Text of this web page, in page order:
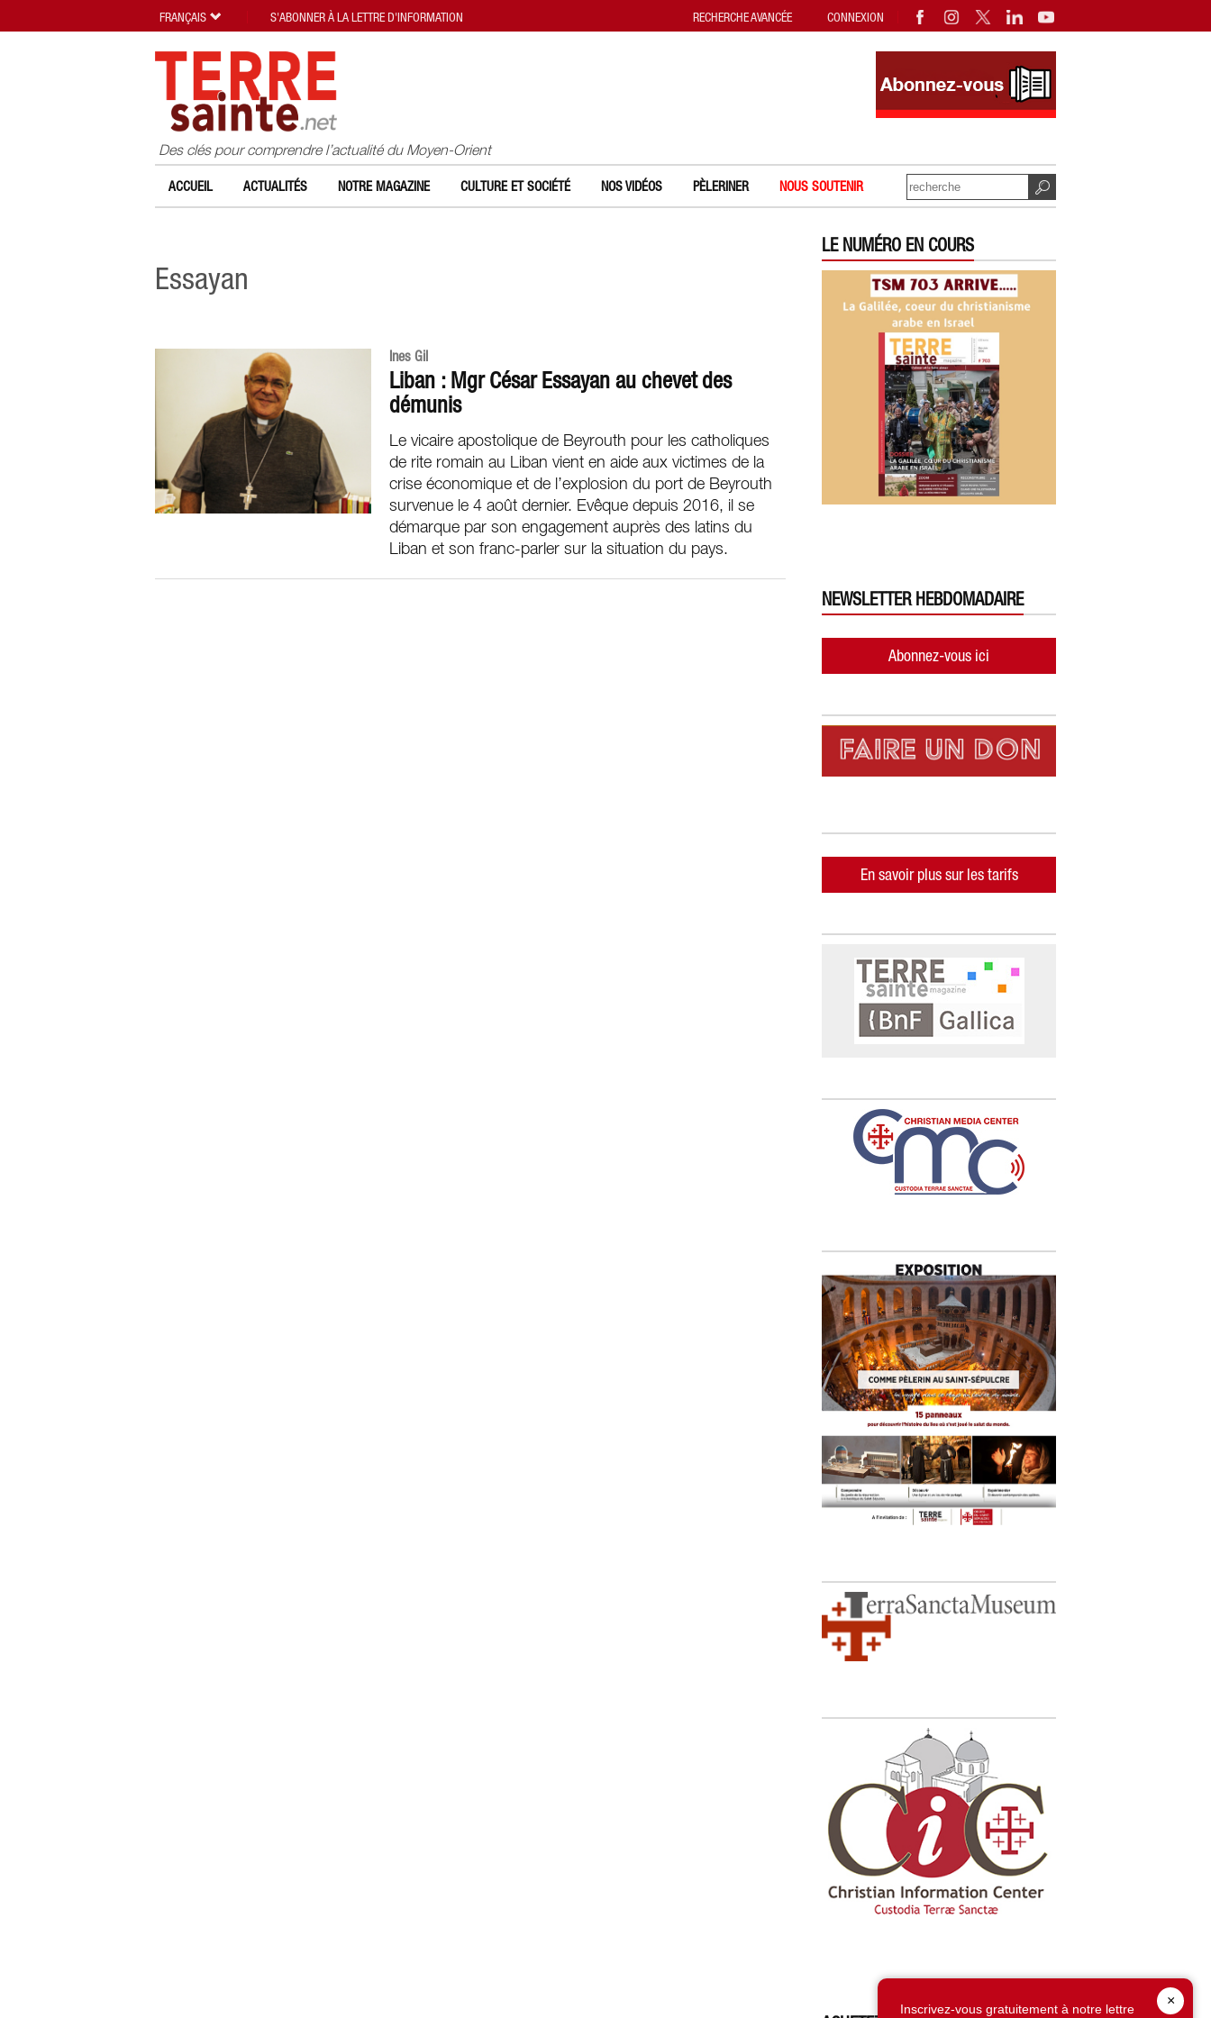
Des clés pour comprendre l’actualité du Moyen-Orient
ACCUEIL ACTUALITÉS NOTRE MAGAZINE CULTURE ET SOCIÉTÉ NOS VIDÉOS PÈLERINER NOUS SOUTENIR
Essayan
Ines Gil
Liban : Mgr César Essayan au chevet des
démunis
Le vicaire apostolique de Beyrouth pour les catholiques
de rite romain au Liban vient en aide aux victimes de la
crise économique et de l’explosion du port de Beyrouth
survenue le 4 août dernier. Evêque depuis 2016, il se
démarque par son engagement auprès des latins du
Liban et son franc-parler sur la situation du pays.
LE NUMÉRO EN COURS
NEWSLETTER HEBDOMADAIRE
Abonnez-vous ici
En savoir plus sur les tarifs
×
Inscrivez-vous gratuitement à notre lettre
RECHERCHE AVANCÉE CONNEXION
FRANÇAIS S'ABONNER À LA LETTRE D'INFORMATION